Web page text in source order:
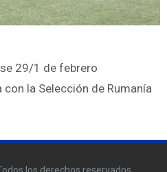
29/1 de febrero
la Selección de Rumanía